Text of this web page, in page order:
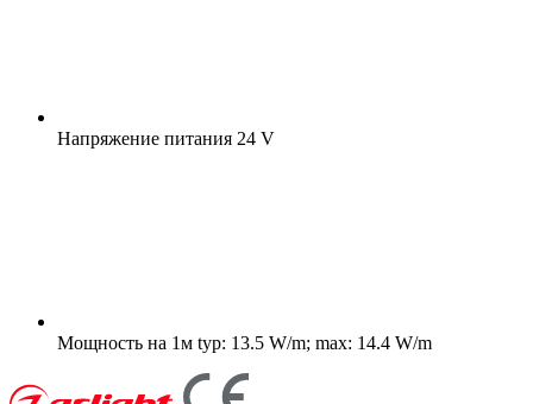
Напряжение питания 24 V
Мощность на 1м typ: 13.5 W/m; max: 14.4 W/m